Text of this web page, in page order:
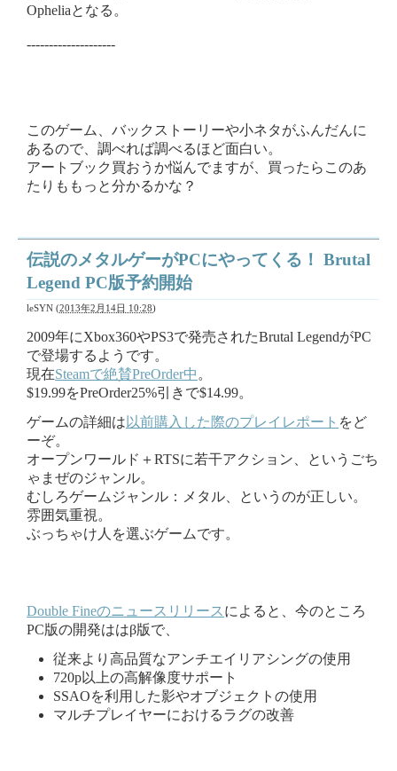
Opheliaとなる。
--------------------
このゲーム、バックストーリーや小ネタがふんだんに
あるので、調べれば調べるほど面白い。
アートブック買おうか悩んでますが、買ったらこのあ
たりももっと分かるかな？
伝説のメタルゲーがPCにやってくる！ Brutal
Legend PC版予約開始
leSYN (2013年2月14日 10:28)
2009年にXbox360やPS3で発売されたBrutal LegendがPC
で登場するようです。
現在Steamで絶賛PreOrder中 。
$19.99をPreOrder25%引きで$14.99。
ゲームの詳細は 以前購入した際のプレイレポート をど
ーぞ。
オープンワールド＋RTSに若干アクション、というごち
ゃまぜのジャンル。
むしろゲームジャンル：メタル、というのが正しい。
雰囲気重視。
ぶっちゃけ人を選ぶゲームです。
Double Fineのニュースリリース によると、今のところ
PC版の開発ははβ版で、
従来より高品質なアンチエイリアシングの使用
720p以上の高解像度サポート
SSAOを利用した影やオブジェクトの使用
マルチプレイヤーにおけるラグの改善